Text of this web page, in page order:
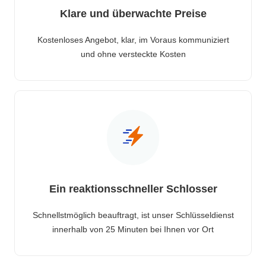
Klare und überwachte Preise
Kostenloses Angebot, klar, im Voraus kommuniziert
und ohne versteckte Kosten
Ein reaktionsschneller Schlosser
Schnellstmöglich beauftragt, ist unser Schlüsseldienst
innerhalb von 25 Minuten bei Ihnen vor Ort